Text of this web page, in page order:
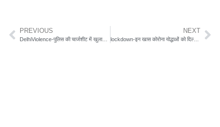
PREVIOUS
DelhiViolence-पुलिस की चार्जशीट में खुलासा ताहिर ने अपने लोगों से बड़े दंगे के लिए तैयार रहने को बोला 200 कारतूस भी इकट्ठा हुआ
NEXT
lockdown-इन खास कोरोना योद्धाओं को दिल्ली के सीपी ने इस तरह सम्मानित किया